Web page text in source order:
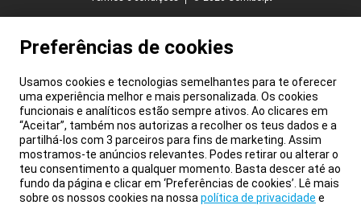
Preferências de cookies
Usamos cookies e tecnologias semelhantes para te oferecer
uma experiência melhor e mais personalizada. Os cookies
funcionais e analíticos estão sempre ativos. Ao clicares em
“Aceitar”, também nos autorizas a recolher os teus dados e a
partilhá-los com 3 parceiros para fins de marketing. Assim
mostramos-te anúncios relevantes. Podes retirar ou alterar o
teu consentimento a qualquer momento. Basta descer até ao
fundo da página e clicar em ‘Preferências de cookies’. Lê mais
sobre os nossos cookies na nossa política de privacidade e